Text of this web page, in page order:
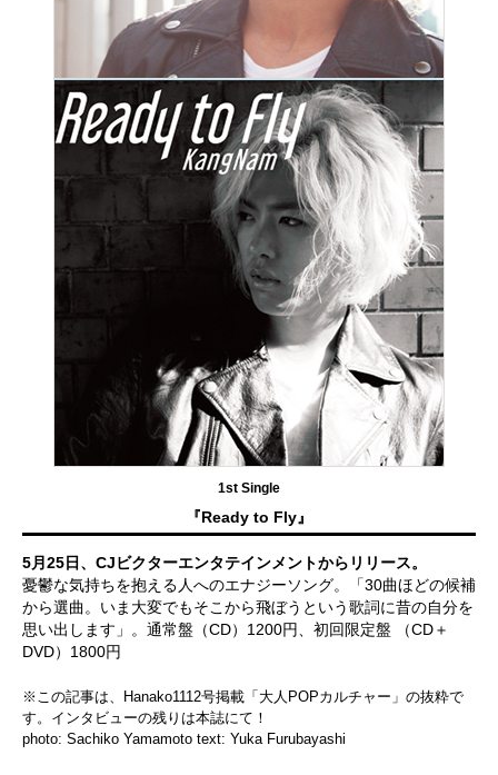
1st Single
『Ready to Fly』
5月25日、CJビクターエンタテインメントからリリース。
憂鬱な気持ちを抱える人へのエナジーソング。「30曲ほどの候補
から選曲。いま大変でもそこから飛ぼうという歌詞に昔の自分を
思い出します」。通常盤（CD）1200円、初回限定盤 （CD＋
DVD）1800円
※この記事は、Hanako1112号掲載「大人POPカルチャー」の抜粋で
す。インタビューの残りは本誌にて！
photo: Sachiko Yamamoto text: Yuka Furubayashi